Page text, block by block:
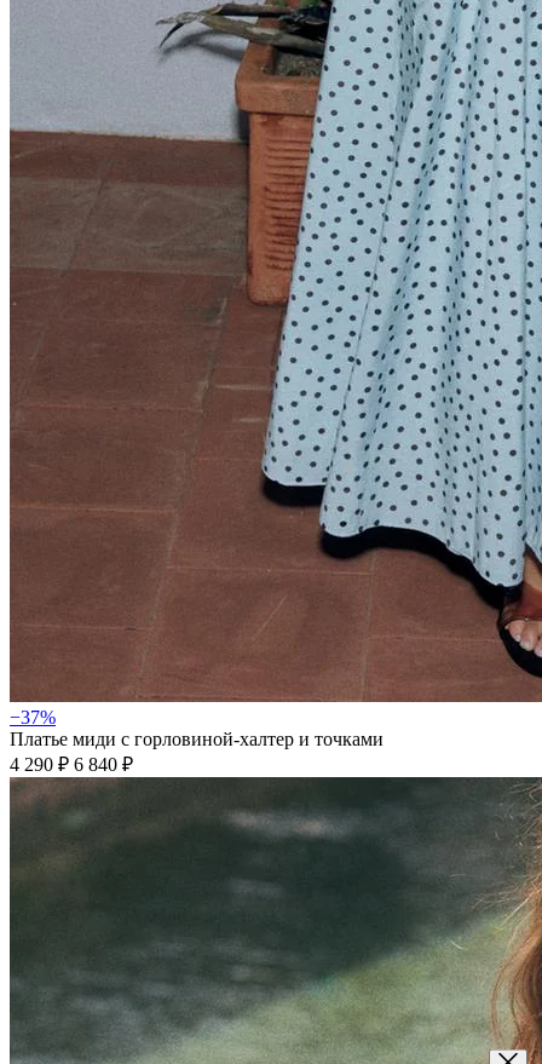
−37%
Платье миди с горловиной-халтер и точками
4 290 ₽ 6 840 ₽